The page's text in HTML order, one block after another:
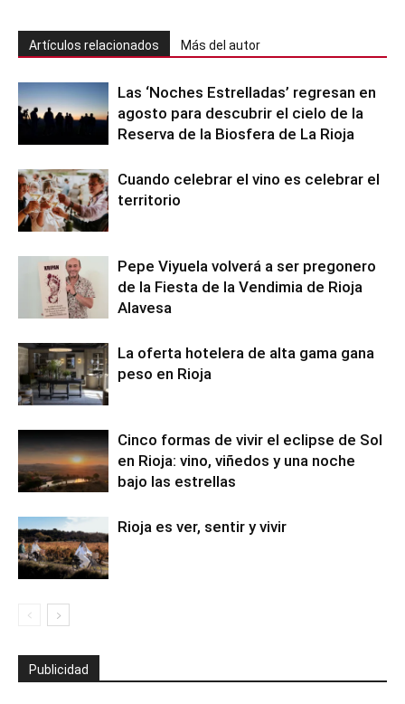
Artículos relacionados Más del autor
Las ‘Noches Estrelladas’ regresan en
agosto para descubrir el cielo de la
Reserva de la Biosfera de La Rioja
Cuando celebrar el vino es celebrar el
territorio
Pepe Viyuela volverá a ser pregonero
de la Fiesta de la Vendimia de Rioja
Alavesa
La oferta hotelera de alta gama gana
peso en Rioja
Cinco formas de vivir el eclipse de Sol
en Rioja: vino, viñedos y una noche
bajo las estrellas
Rioja es ver, sentir y vivir
Publicidad